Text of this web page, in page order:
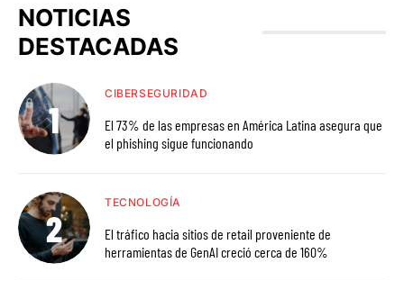
NOTICIAS
DESTACADAS
CIBERSEGURIDAD
El 73% de las empresas en América Latina asegura que
el phishing sigue funcionando
TECNOLOGÍA
El tráfico hacia sitios de retail proveniente de
herramientas de GenAI creció cerca de 160%